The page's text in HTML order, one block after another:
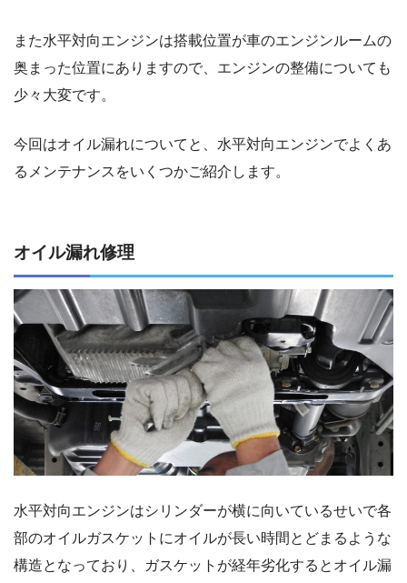
また水平対向エンジンは搭載位置が車のエンジンルームの
奥まった位置にありますので、エンジンの整備についても
少々大変です。
今回はオイル漏れについてと、水平対向エンジンでよくあ
るメンテナンスをいくつかご紹介します。
オイル漏れ修理
水平対向エンジンはシリンダーが横に向いているせいで各
部のオイルガスケットにオイルが長い時間とどまるような
構造となっており、ガスケットが経年劣化するとオイル漏